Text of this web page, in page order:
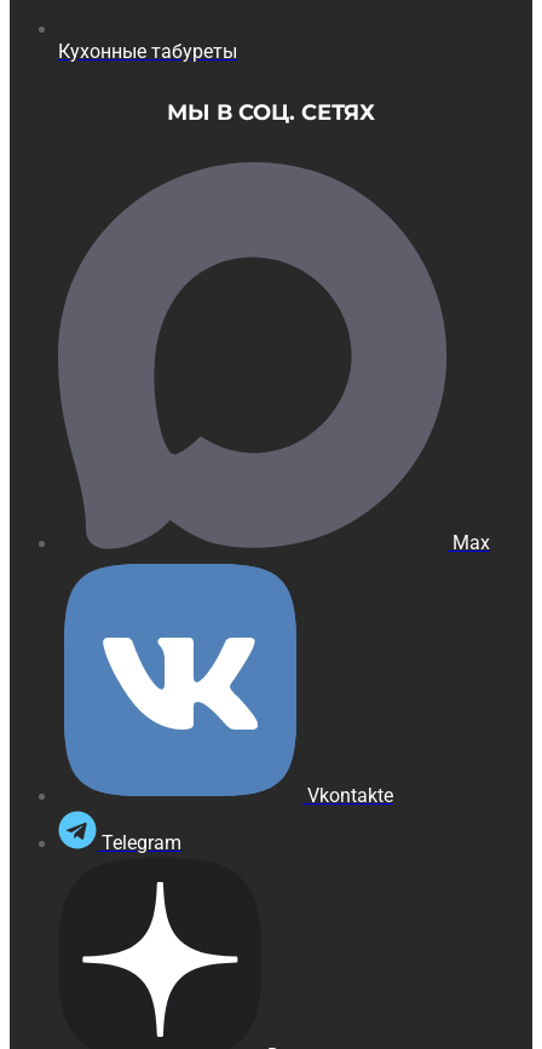
Кухонные табуреты
МЫ В СОЦ. СЕТЯХ
Max
Vkontakte
Telegram